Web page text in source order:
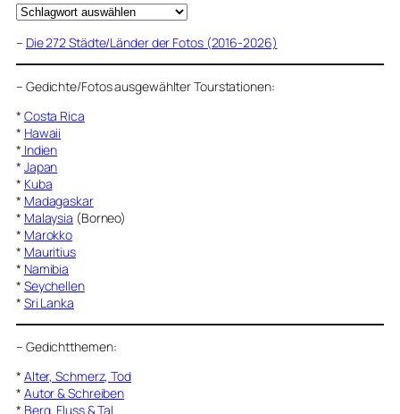
– Die 272 Städte/Länder der Fotos (2016-2026)
– Gedichte/Fotos ausgewählter Tourstationen:
* Costa Rica
* Hawaii
* Indien
* Japan
* Kuba
* Madagaskar
* Malaysia (Borneo)
* Marokko
* Mauritius
* Namibia
* Seychellen
* Sri Lanka
– Gedichtthemen:
* Alter, Schmerz, Tod
* Autor & Schreiben
* Berg, Fluss & Tal